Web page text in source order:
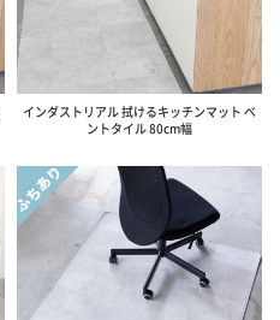
インダストリアル 拭けるキッチンマット ベ
ントタイル 80cm幅
ふちあり